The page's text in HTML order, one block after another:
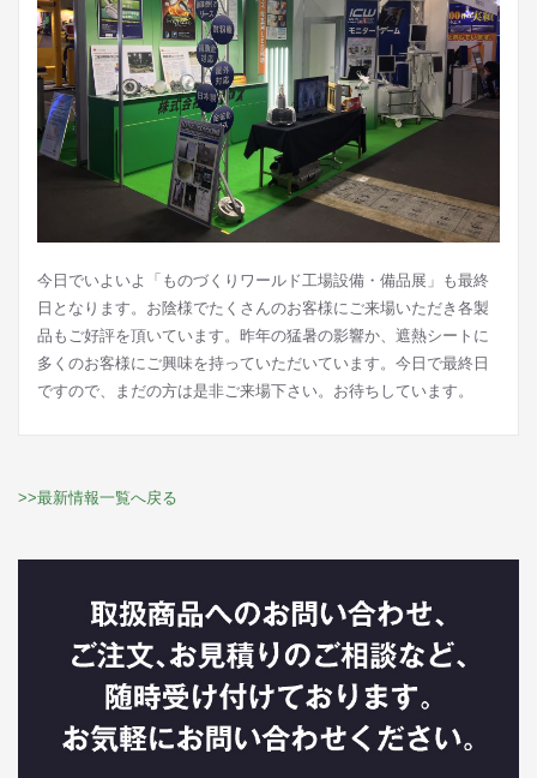
今日でいよいよ「ものづくりワールド工場設備・備品展」も最終
日となります。お陰様でたくさんのお客様にご来場いただき各製
品もご好評を頂いています。昨年の猛暑の影響か、遮熱シートに
多くのお客様にご興味を持っていただいています。今日で最終日
ですので、まだの方は是非ご来場下さい。お待ちしています。
>>最新情報一覧へ戻る